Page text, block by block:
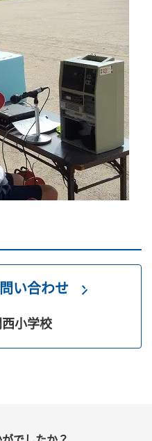
い合わせ
西小学校